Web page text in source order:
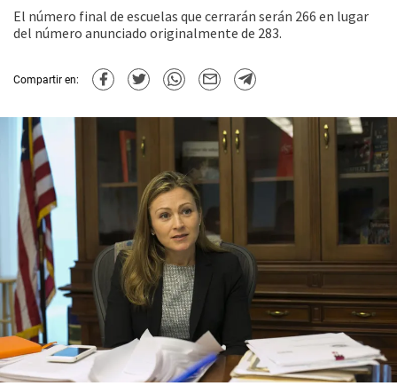
El número final de escuelas que cerrarán serán 266 en lugar
del número anunciado originalmente de 283.
Compartir en: